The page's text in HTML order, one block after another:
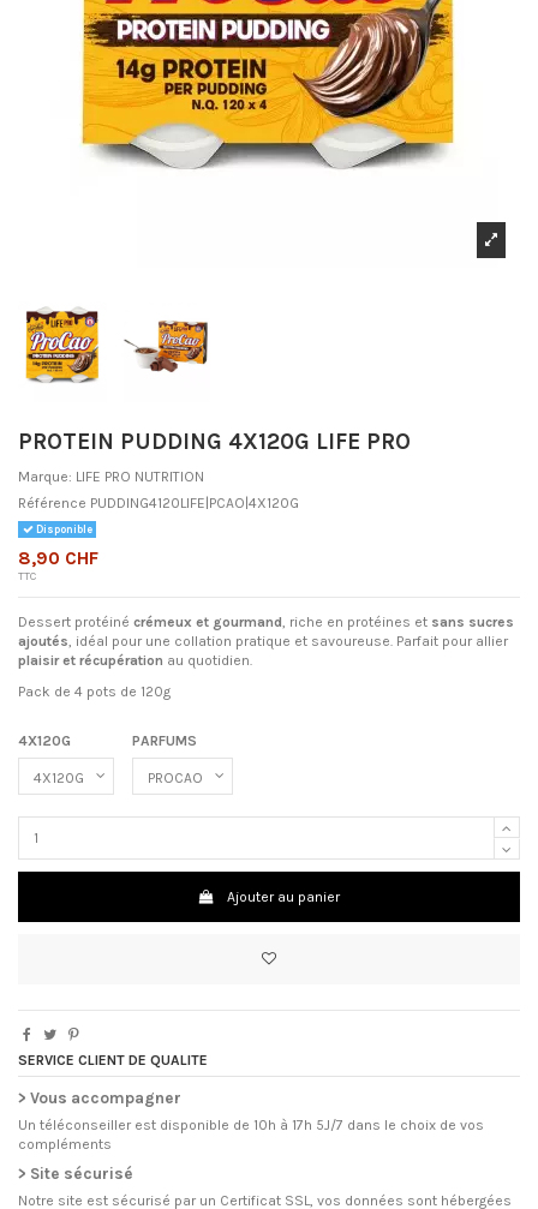
PROTEIN PUDDING 4X120G LIFE PRO
Marque: LIFE PRO NUTRITION
Référence PUDDING4120LIFE|PCAO|4X120G
Disponible
8,90 CHF
TTC
Dessert protéiné crémeux et gourmand, riche en protéines et sans sucres
ajoutés, idéal pour une collation pratique et savoureuse. Parfait pour allier
plaisir et récupération au quotidien.
Pack de 4 pots de 120g
4X120G PARFUMS
Ajouter au panier
SERVICE CLIENT DE QUALITE
> Vous accompagner
Un téléconseiller est disponible de 10h à 17h 5J/7 dans le choix de vos
compléments
> Site sécurisé
Notre site est sécurisé par un Certificat SSL, vos données sont hébergées